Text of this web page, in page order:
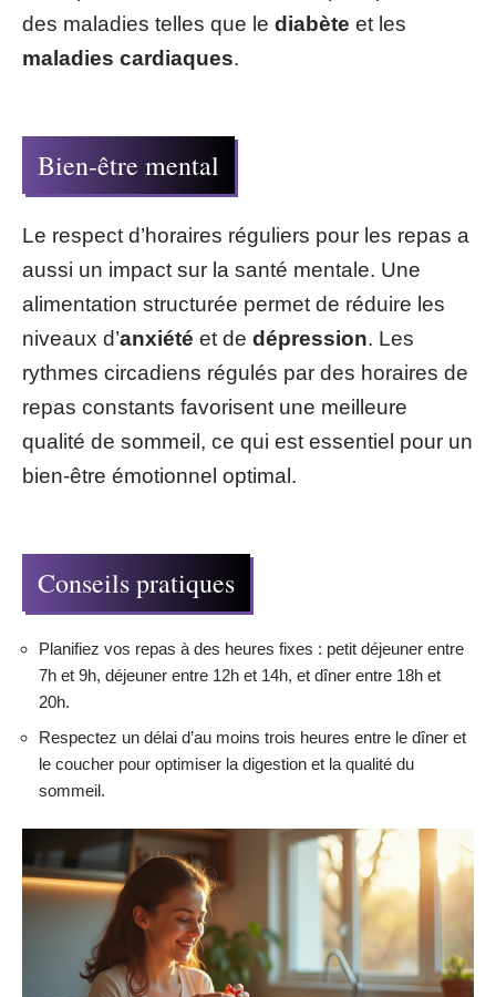
des maladies telles que le diabète et les
maladies cardiaques.
Bien-être mental
Le respect d’horaires réguliers pour les repas a
aussi un impact sur la santé mentale. Une
alimentation structurée permet de réduire les
niveaux d’anxiété et de dépression. Les
rythmes circadiens régulés par des horaires de
repas constants favorisent une meilleure
qualité de sommeil, ce qui est essentiel pour un
bien-être émotionnel optimal.
Conseils pratiques
Planifiez vos repas à des heures fixes : petit déjeuner entre
7h et 9h, déjeuner entre 12h et 14h, et dîner entre 18h et
20h.
Respectez un délai d’au moins trois heures entre le dîner et
le coucher pour optimiser la digestion et la qualité du
sommeil.